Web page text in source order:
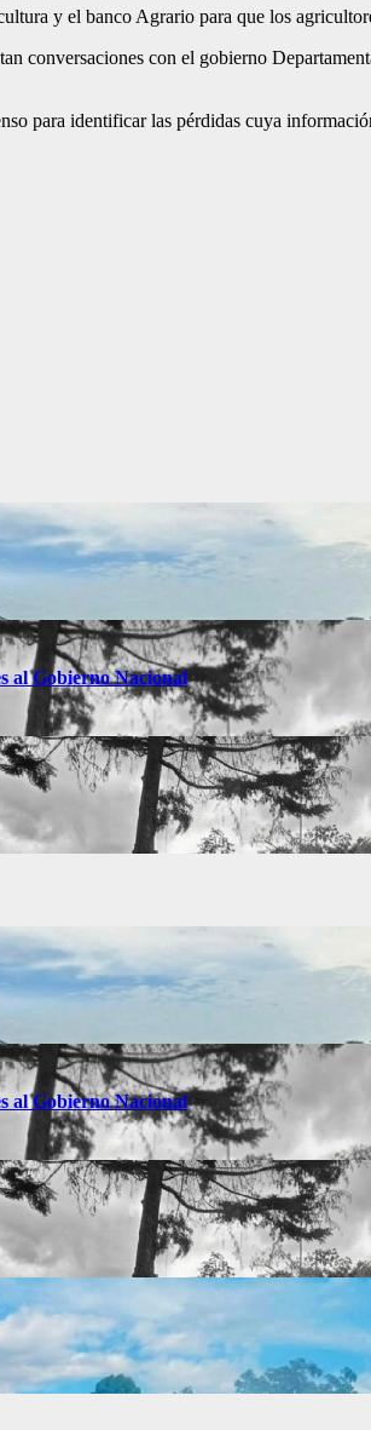
y el banco Agrario para que los
conversaciones con el gobierno
para identificar las pérdidas cuya
al Gobierno Nacional
al Gobierno Nacional